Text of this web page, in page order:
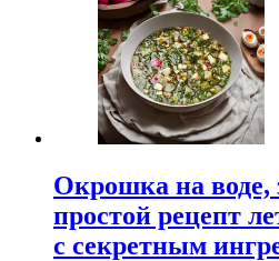
Окрошка на воде,
простой рецепт
с секретным